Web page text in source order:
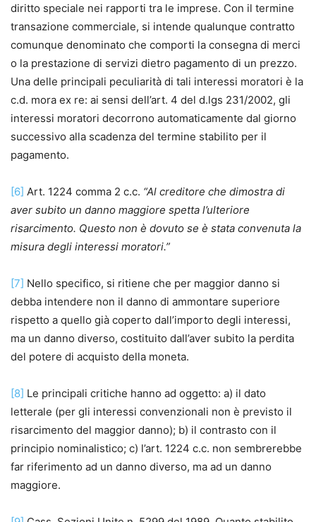
diritto speciale nei rapporti tra le imprese. Con il termine
transazione commerciale, si intende qualunque contratto
comunque denominato che comporti la consegna di merci
o la prestazione di servizi dietro pagamento di un prezzo.
Una delle principali peculiarità di tali interessi moratori è la
c.d. mora ex re: ai sensi dell’art. 4 del d.lgs 231/2002, gli
interessi moratori decorrono automaticamente dal giorno
successivo alla scadenza del termine stabilito per il
pagamento.
[6] Art. 1224 comma 2 c.c. “Al creditore che dimostra di
aver subito un danno maggiore spetta l’ulteriore
risarcimento. Questo non è dovuto se è stata convenuta la
misura degli interessi moratori.”
[7] Nello specifico, si ritiene che per maggior danno si
debba intendere non il danno di ammontare superiore
rispetto a quello già coperto dall’importo degli interessi,
ma un danno diverso, costituito dall’aver subito la perdita
del potere di acquisto della moneta.
[8] Le principali critiche hanno ad oggetto: a) il dato
letterale (per gli interessi convenzionali non è previsto il
risarcimento del maggior danno); b) il contrasto con il
principio nominalistico; c) l’art. 1224 c.c. non sembrerebbe
far riferimento ad un danno diverso, ma ad un danno
maggiore.